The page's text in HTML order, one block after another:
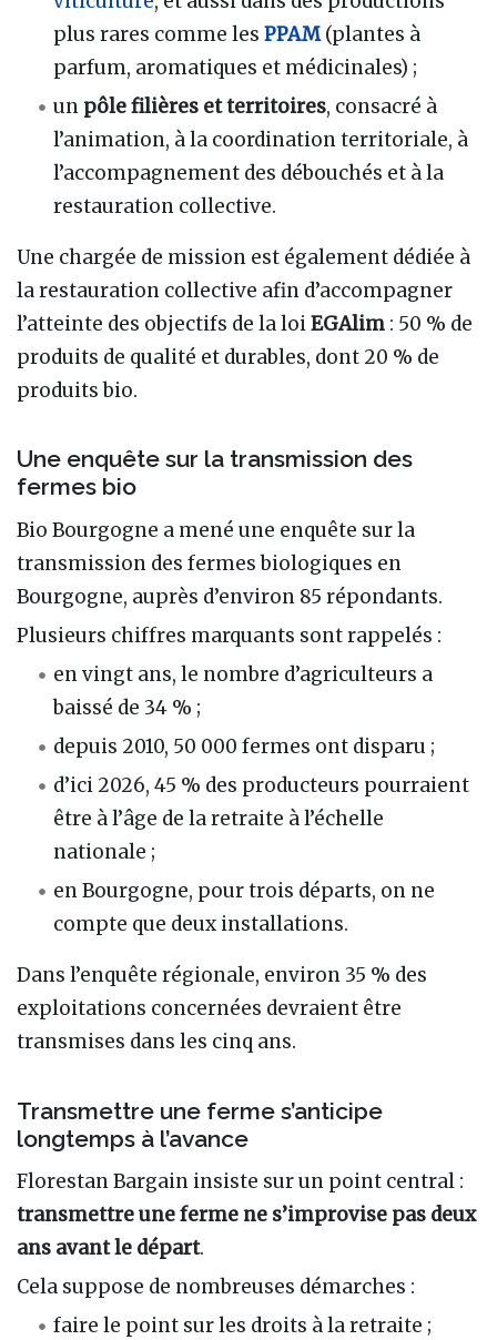
plus rares comme lesPPAM(plantes à
parfum, aromatiques et médicinales) ;
un pôle filières et territoires, consacré à
l’animation, à la coordination territoriale, à
l’accompagnement des débouchés et à la
restauration collective.
Une chargée de mission est également dédiée à
la restauration collective afin d’accompagner
l’atteinte des objectifs de la loiEGAlim : 50 % de
produits de qualité et durables, dont 20 % de
produits bio.
Une enquête sur la transmission des
fermes bio
Bio Bourgogne a mené une enquête sur la
transmission des fermes biologiques en
Bourgogne, auprès d’environ 85 répondants.
Plusieurs chiffres marquants sont rappelés :
en vingt ans, le nombre d’agriculteurs a
baissé de 34 % ;
depuis 2010, 50 000 fermes ont disparu ;
d’ici 2026, 45 % des producteurs pourraient
être à l’âge de la retraite à l’échelle
nationale ;
en Bourgogne, pour trois départs, on ne
compte que deux installations.
Dans l’enquête régionale, environ 35 % des
exploitations concernées devraient être
transmises dans les cinq ans.
Transmettre une ferme s’anticipe
longtemps à l’avance
Florestan Bargain insiste sur un point central :
transmettre une ferme ne s’improvise pas deux
ans avant le départ.
Cela suppose de nombreuses démarches :
faire le point sur les droits à la retraite ;